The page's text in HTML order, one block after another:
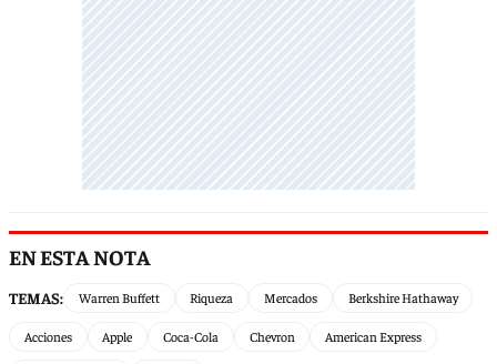
EN ESTA NOTA
TEMAS: Warren Buffett Riqueza Mercados Berkshire Hathaway
Acciones Apple Coca-Cola Chevron American Express